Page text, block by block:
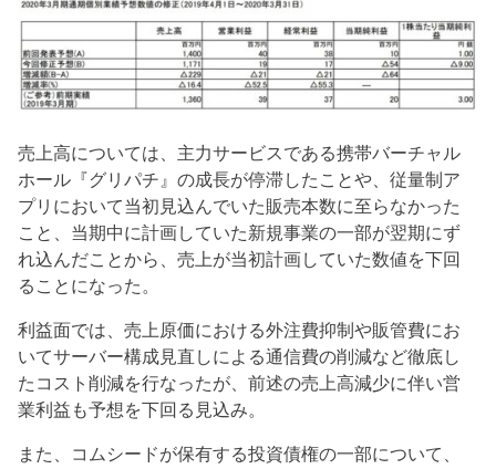
売上高については、主力サービスである携帯バーチャル
ホール『グリパチ』の成長が停滞したことや、従量制ア
プリにおいて当初見込んでいた販売本数に至らなかった
こと、当期中に計画していた新規事業の一部が翌期にず
れ込んだことから、売上が当初計画していた数値を下回
ることになった。
利益面では、売上原価における外注費抑制や販管費にお
いてサーバー構成見直しによる通信費の削減など徹底し
たコスト削減を行なったが、前述の売上高減少に伴い営
業利益も予想を下回る見込み。
また、コムシードが保有する投資債権の一部について、